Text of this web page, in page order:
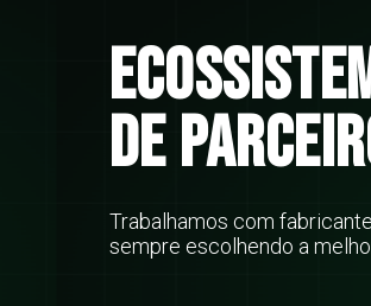
DE
Trabalhamos com
sempre escolhendo a